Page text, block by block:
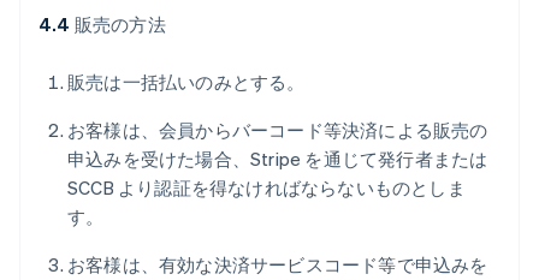
4.4 販売の方法
販売は一括払いのみとする。
お客様は、会員からバーコード等決済による販売の
申込みを受けた場合、Stripe を通じて発行者または
SCCB より認証を得なければならないものとしま
す。
お客様は、有効な決済サービスコード等で申込みを